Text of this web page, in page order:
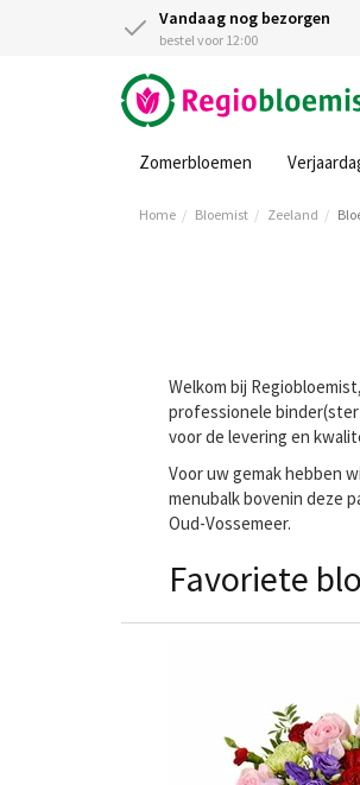
Vandaag nog bezorgen
bestel voor 12:00
Zomerbloemen
Home Bloemist Zeeland
Welkom bij
professionele
voor de levering en
Voor uw gemak hebben
menubalk bovenin deze
Oud-Vossemeer.
Favoriete